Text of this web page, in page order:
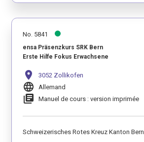
No. 5841
ensa Präsenzkurs SRK Bern
Erste Hilfe Fokus Erwachsene
location_on 3052 Zollikofen
language Allemand
library_books Manuel de cours : version imprimée
Schweizerisches Rotes Kreuz Kanton Bern